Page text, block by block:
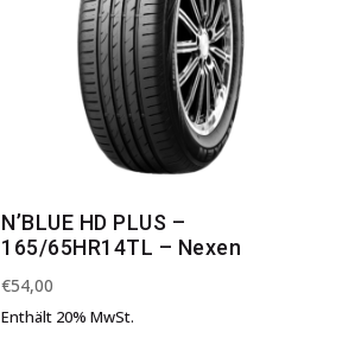
N’BLUE HD PLUS –
165/65HR14TL – Nexen
€54,00
Enthält 20% MwSt.